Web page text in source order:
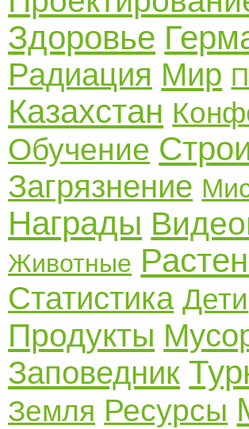
Здоровье
Радиация Мир
Казахстан
Обучение
Загрязнение
Награды
Животные
Статистика Дети
Продукты
Заповедник
Земля Ресурсы